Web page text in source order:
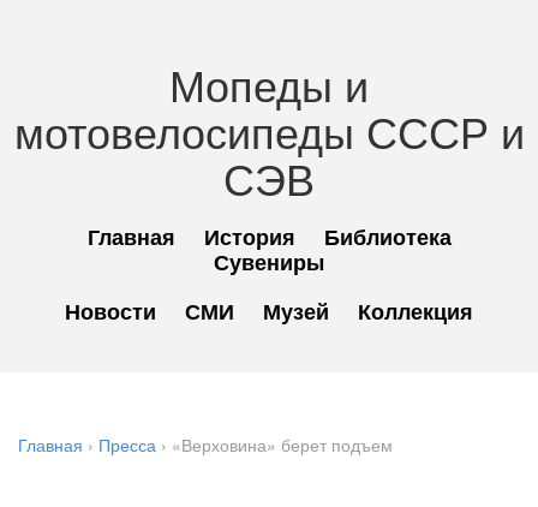
Мопеды и
мотовелосипеды СССР и
СЭВ
Главная История
Библиотека
Сувениры
Новости
СМИ Музей Коллекция
Главная › Пресса › «Верховина» берет подъем